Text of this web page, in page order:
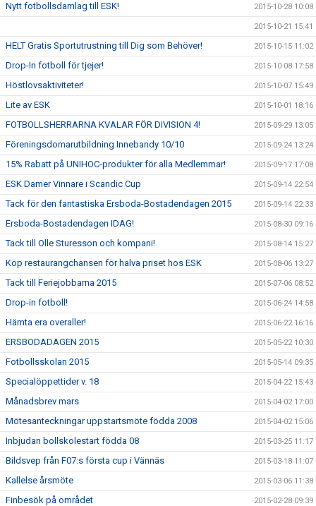
Nytt fotbollsdamlag till ESK! 2015-10-28 10:08
2015-10-21 15:41
HELT Gratis Sportutrustning till Dig som Behöver! 2015-10-15 11:02
Drop-In fotboll för tjejer! 2015-10-08 17:58
Höstlovsaktiviteter! 2015-10-07 15:49
Lite av ESK 2015-10-01 18:16
FOTBOLLSHERRARNA KVALAR FÖR DIVISION 4! 2015-09-29 13:05
Föreningsdomarutbildning Innebandy 10/10 2015-09-24 13:24
15% Rabatt på UNIHOC-produkter för alla Medlemmar! 2015-09-17 17:08
ESK Damer Vinnare i Scandic Cup 2015-09-14 22:54
Tack för den fantastiska Ersboda-Bostadendagen 2015 2015-09-14 22:33
Ersboda-Bostadendagen IDAG! 2015-08-30 09:16
Tack till Olle Sturesson och kompani! 2015-08-14 15:27
Köp restaurangchansen för halva priset hos ESK 2015-08-06 13:27
Tack till Feriejobbarna 2015 2015-07-06 08:52
Drop-in fotboll! 2015-06-24 14:58
Hämta era overaller! 2015-06-22 16:16
ERSBODADAGEN 2015 2015-05-22 10:30
Fotbollsskolan 2015 2015-05-14 09:35
Specialöppettider v. 18 2015-04-22 15:43
Månadsbrev mars 2015-04-02 17:00
Mötesanteckningar uppstartsmöte födda 2008 2015-04-02 15:06
Inbjudan bollskolestart födda 08 2015-03-25 11:17
Bildsvep från F07:s första cup i Vännäs 2015-03-18 11:07
Kallelse årsmöte 2015-03-06 11:38
Finbesök på området 2015-02-28 09:39